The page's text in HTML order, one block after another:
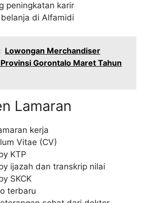
peningkatan karir
di Alfamidi
Lowongan Merchandiser
Gorontalo Maret Tahun
Lamaran
kerja
Vitae (CV)
KTP
ijazah dan transkrip nilai
SKCK
terbaru